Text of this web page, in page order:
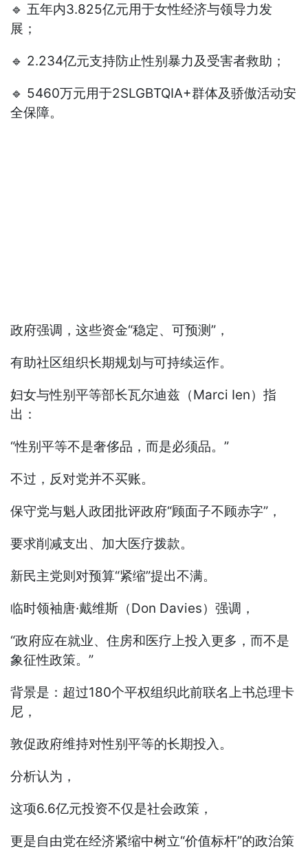
🔹 五年内3.825亿元用于女性经济与领导力发
展；
🔹 2.234亿元支持防止性别暴力及受害者救助；
🔹 5460万元用于2SLGBTQIA+群体及骄傲活动安
全保障。
政府强调，这些资金“稳定、可预测”，
有助社区组织长期规划与可持续运作。
妇女与性别平等部长瓦尔迪兹（Marci Ien）指
出：
“性别平等不是奢侈品，而是必须品。”
不过，反对党并不买账。
保守党与魁人政团批评政府“顾面子不顾赤字”，
要求削减支出、加大医疗拨款。
新民主党则对预算“紧缩”提出不满。
临时领袖唐·戴维斯（Don Davies）强调，
“政府应在就业、住房和医疗上投入更多，而不是
象征性政策。”
背景是：超过180个平权组织此前联名上书总理卡
尼，
敦促政府维持对性别平等的长期投入。
分析认为，
这项6.6亿元投资不仅是社会政策，
更是自由党在经济紧缩中树立“价值标杆”的政治策